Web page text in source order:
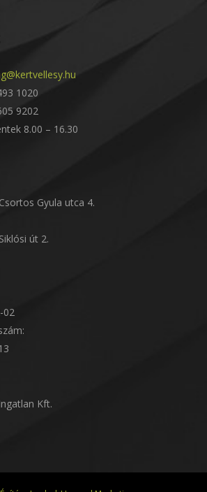
1020
9202
8.00 – 16.30
Gyula utca 4.
út 2.
02
Kft.